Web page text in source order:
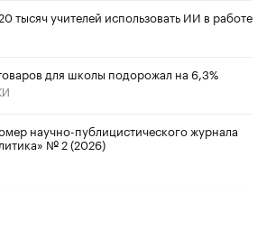
тысяч учителей использовать ИИ в работе
для школы подорожал на 6,3%
научно-публицистического журнала
№ 2 (2026)